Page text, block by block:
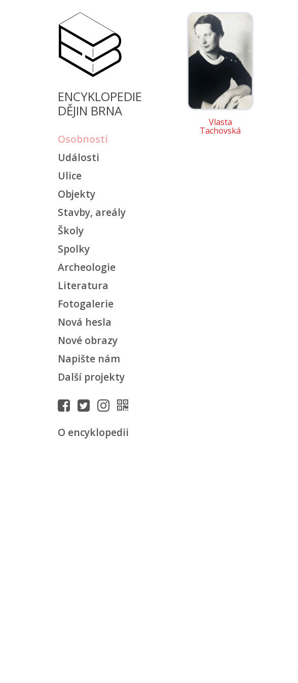
ENCYKLOPEDIE
DĚJIN BRNA
Osobnosti
Události
Ulice
Objekty
Stavby, areály
Školy
Spolky
Archeologie
Literatura
Fotogalerie
Nová hesla
Nové obrazy
Napište nám
Další projekty
O encyklopedii
Vlasta
Tachovská